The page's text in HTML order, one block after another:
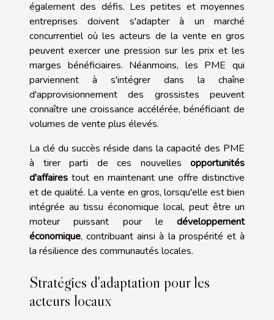
également des défis. Les petites et moyennes
entreprises doivent s'adapter à un marché
concurrentiel où les acteurs de la vente en gros
peuvent exercer une pression sur les prix et les
marges bénéficiaires. Néanmoins, les PME qui
parviennent à s'intégrer dans la chaîne
d'approvisionnement des grossistes peuvent
connaître une croissance accélérée, bénéficiant de
volumes de vente plus élevés.
La clé du succès réside dans la capacité des PME
à tirer parti de ces nouvelles opportunités
d'affaires tout en maintenant une offre distinctive
et de qualité. La vente en gros, lorsqu'elle est bien
intégrée au tissu économique local, peut être un
moteur puissant pour le développement
économique, contribuant ainsi à la prospérité et à
la résilience des communautés locales.
Stratégies d'adaptation pour les
acteurs locaux